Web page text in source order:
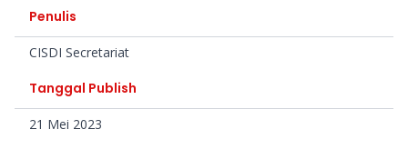
Penulis
CISDI Secretariat
Tanggal Publish
21 Mei 2023